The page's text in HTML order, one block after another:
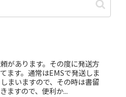
があります。その度に発送方
ます。通常はEMSで発送しま
まいますので、その時は書留
ますので、便利か...